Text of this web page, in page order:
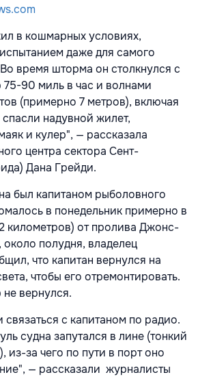
в кошмарных условиях,
даже для самого
время шторма он столкнулся с
75-90 миль в час и волнами
(примерно 7 метров), включая
надувной жилет,
и кулер", — рассказала
центра сектора Сент-
Дана Грейди.
был капитаном рыболовного
в понедельник примерно в
километров) от пролива Джонс-
полудня, владелец
что капитан вернулся на
чтобы его отремонтировать.
вернулся.
связаться с капитаном по радио.
судна запутался в лине (тонкий
из-за чего по пути в порт оно
— рассказали журналисты